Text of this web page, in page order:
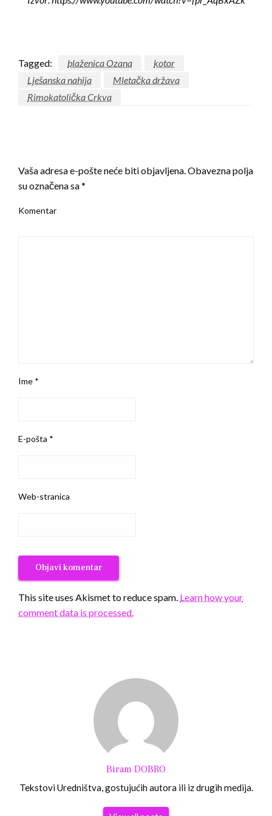
Tagged: blaženica Ozana
kotor
Lješanska nahija
Mletačka država
Rimokatolička Crkva
Vaša adresa e-pošte neće biti objavljena.Obavezna polja
su označena sa*
Komentar
Ime *
E-pošta *
Web-stranica
This site uses Akismet to reduce spam. Learn how your
comment data is processed.
Biram DOBRO
Tekstovi Uredništva, gostujućih autora ili iz drugih medija.